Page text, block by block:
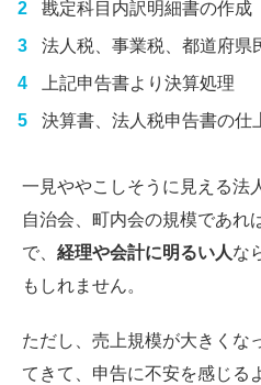
戡定科目内訳明細書の作成
法人税、事業税、都道府県
上記申告書より決算処理
決算書、法人税申告書の仕
一見ややこしそうに見える法
自治会、町内会の規模であれ
で、 経理や会計に明るい人な
もしれません。
ただし、売上規模が大きくな
てきて、申告に不安を感じる